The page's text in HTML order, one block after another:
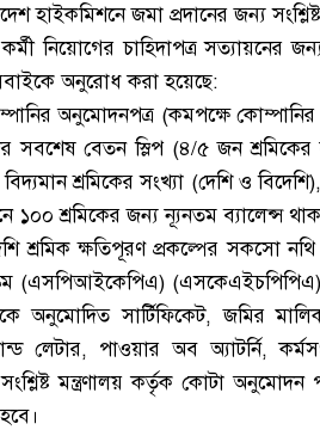
হাইকমিশনে জমা প্রদানের জন্য
নিয়োগের চাহিদাপত্র সত্যায়নের
সবাইকে অনুরোধ করা হয়েছে:
অনুমোদনপত্র (কমপক্ষে
সবশেষ বেতন স্লিপ (৪/৫ জন
শ্রমিকের সংখ্যা (দেশি ও
১০০ শ্রমিকের জন্য ন্যূনতম ব্যালেন্স
শ্রমিক ক্ষতিপূরণ প্রকল্পের সকসো নথি
(এসপিআইকেপিএ)
অনুমোদিত সার্টিফিকেট, জমির
লেটার, পাওয়ার অব অ্যাটর্নি,
সংশ্লিষ্ট মন্ত্রণালয় কর্তৃক কোটা